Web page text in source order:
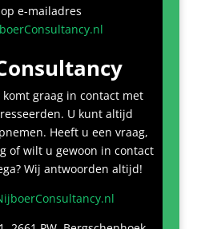
e-mailadres
graag in contact met
U kunt altijd
Heeft u een vraag,
of wilt u gewoon in contact
Wij antwoorden altijd!